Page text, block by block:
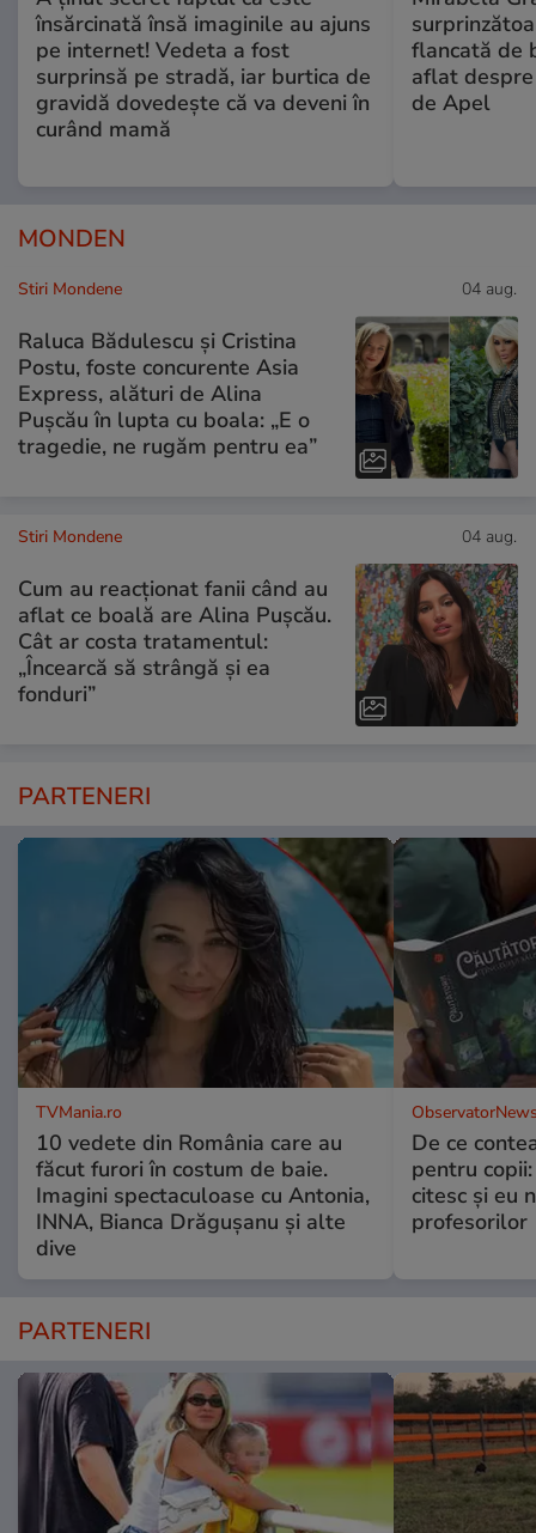
însărcinată însă imaginile au ajuns
pe internet! Vedeta a fost
surprinsă pe stradă, iar burtica de
gravidă dovedește că va deveni în
curând mamă
flancată de
aflat
de Apel
MONDEN
Stiri Mondene 04 aug.
Raluca Bădulescu și Cristina
Postu, foste concurente Asia
Express, alături de Alina
Pușcău în lupta cu boala: „E o
tragedie, ne rugăm pentru ea”
Stiri Mondene 04 aug.
Cum au reacționat fanii când au
aflat ce boală are Alina Pușcău.
Cât ar costa tratamentul:
„Încearcă să strângă și ea
fonduri”
PARTENERI
TVMania.ro
10 vedete din România care au
făcut furori în costum de baie.
Imagini spectaculoase cu Antonia,
INNA, Bianca Drăgușanu și alte
dive
De ce
pentru
citesc și eu
profesorilor
PARTENERI